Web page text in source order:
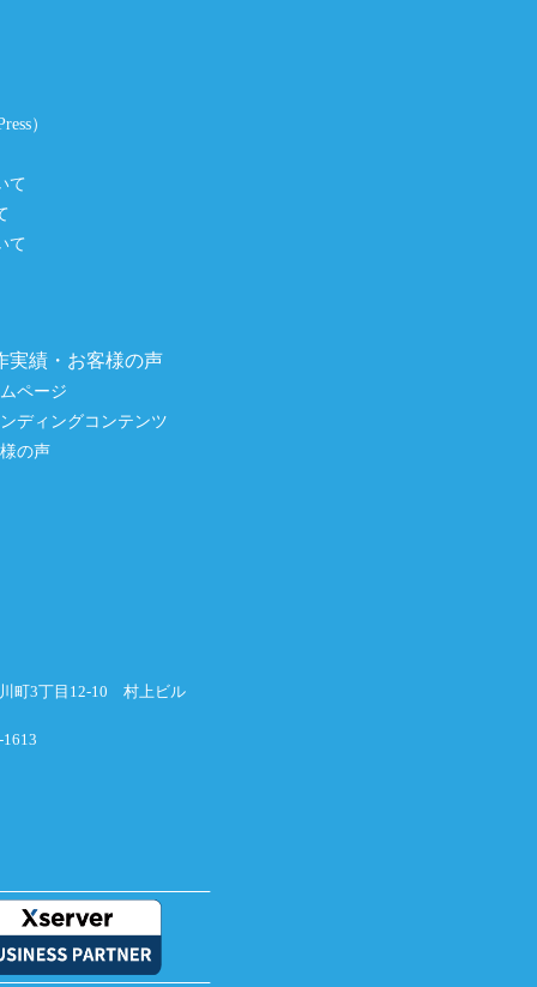
）
て
て
実績・お客様の声
ページ
ディングコンテンツ
の声
町3丁目12-10 村上ビル